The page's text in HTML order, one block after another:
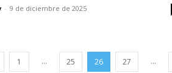
- 9 de diciembre de 2025
1 ... 25 26 27 ...